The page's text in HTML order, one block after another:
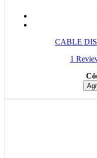
CABLE
1